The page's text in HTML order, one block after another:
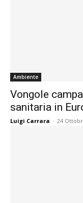
Ambiente
Vongole
sanitaria in
Luigi Carrara - 24